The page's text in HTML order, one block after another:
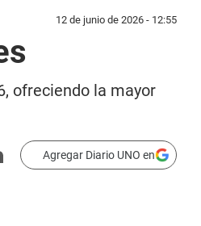
12 de junio de 2026 - 12:55
ofreciendo la mayor
Agregar Diario UNO en